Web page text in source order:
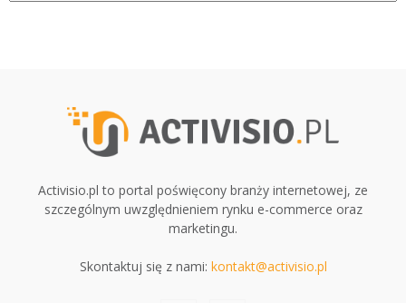
Activisio.pl to portal poświęcony branży internetowej, ze
szczególnym uwzględnieniem rynku e-commerce oraz
marketingu.
Skontaktuj się z nami: kontakt@activisio.pl